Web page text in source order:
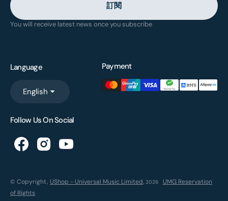
訂閱
You will receive latest news once you subscribe
Language
English
Payment
Follow Us On Social
© Copyright, UShop - Universal Music Limited, 2026
UMG Reservation
of Rights